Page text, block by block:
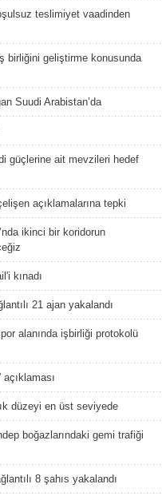
teslimiyet vaadinden
birliğini geliştirme konusunda
Suudi Arabistan’da
güçlerine ait mevzileri hedef
açıklamalarına tepki
ikinci bir koridorun
kınadı
21 ajan yakalandı
alanında işbirliği protokolü
düzeyi en üst seviyede
boğazlarındaki gemi trafiği
8 şahıs yakalandı